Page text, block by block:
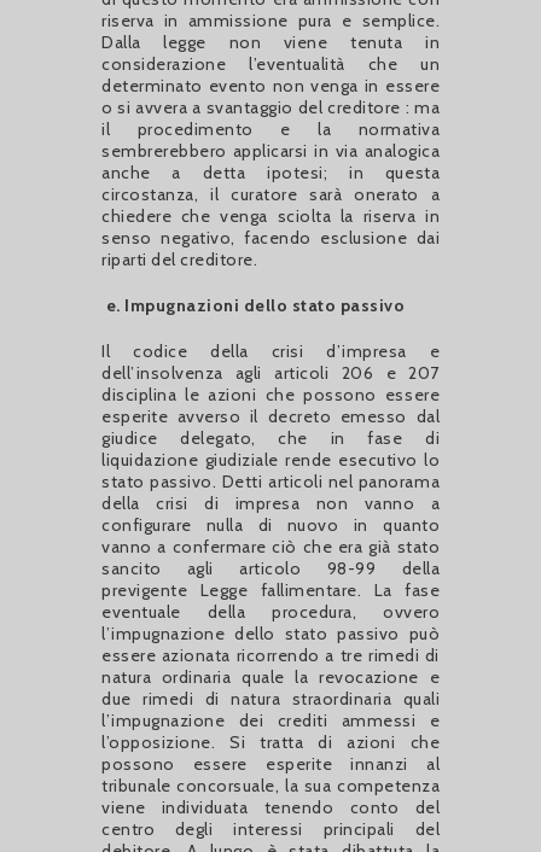
riserva in ammissione pura e semplice.
Dalla legge non viene tenuta in
considerazione l’eventualità che un
determinato evento non venga in essere
o si avvera a svantaggio del creditore : ma
il procedimento e la normativa
sembrerebbero applicarsi in via analogica
anche a detta ipotesi; in questa
circostanza, il curatore sarà onerato a
chiedere che venga sciolta la riserva in
senso negativo, facendo esclusione dai
riparti del creditore.
e. Impugnazioni dello stato passivo
Il codice della crisi d’impresa e
dell’insolvenza agli articoli 206 e 207
disciplina le azioni che possono essere
esperite avverso il decreto emesso dal
giudice delegato, che in fase di
liquidazione giudiziale rende esecutivo lo
stato passivo. Detti articoli nel panorama
della crisi di impresa non vanno a
configurare nulla di nuovo in quanto
vanno a confermare ciò che era già stato
sancito agli articolo 98-99 della
previgente Legge fallimentare. La fase
eventuale della procedura, ovvero
l’impugnazione dello stato passivo può
essere azionata ricorrendo a tre rimedi di
natura ordinaria quale la revocazione e
due rimedi di natura straordinaria quali
l’impugnazione dei crediti ammessi e
l’opposizione. Si tratta di azioni che
possono essere esperite innanzi al
tribunale concorsuale, la sua competenza
viene individuata tenendo conto del
centro degli interessi principali del